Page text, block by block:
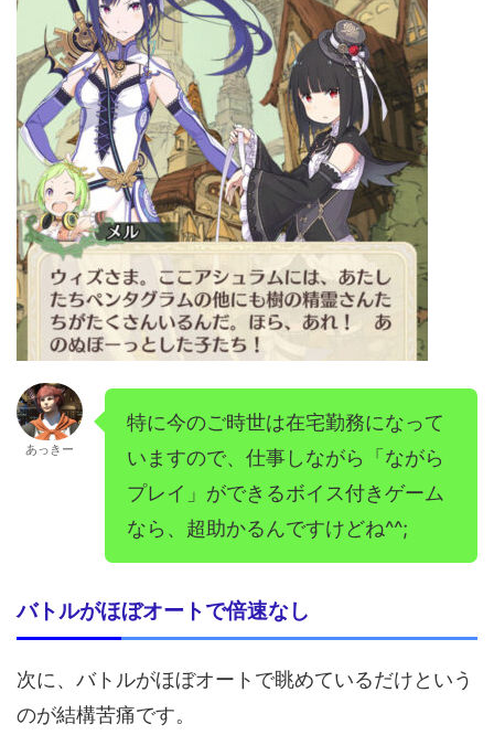
あっきー
特に今のご時世は在宅勤務になって
いますので、仕事しながら「ながら
プレイ」ができるボイス付きゲーム
なら、超助かるんですけどね^^;
バトルがほぼオートで倍速なし
次に、バトルがほぼオートで眺めているだけという
のが結構苦痛です。